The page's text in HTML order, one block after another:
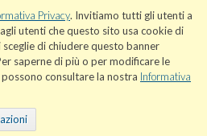
Privacy. Invitiamo tutti gli utenti a
utenti che questo sito usa cookie di
di chiudere questo banner
saperne di più o per modificare le
consultare la nostra Informativa